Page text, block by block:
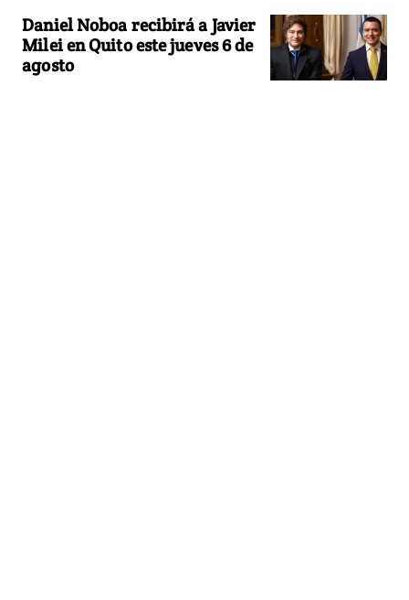
Daniel Noboa recibirá a Javier
Milei en Quito este jueves 6 de
agosto